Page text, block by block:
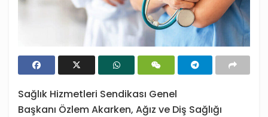
Sağlık Hizmetleri Sendikası Genel
Başkanı Özlem Akarken, Ağız ve Diş Sağlığı